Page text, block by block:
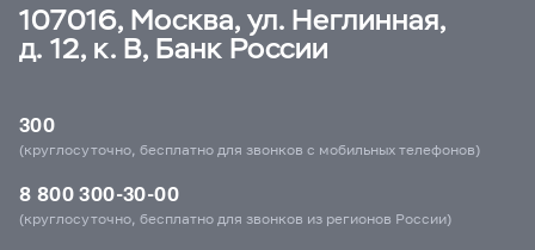
107016, Москва, ул. Неглинная,
д. 12, к. В, Банк России
300
(круглосуточно, бесплатно для звонков с мобильных телефонов)
8 800 300-30-00
(круглосуточно, бесплатно для звонков из регионов России)